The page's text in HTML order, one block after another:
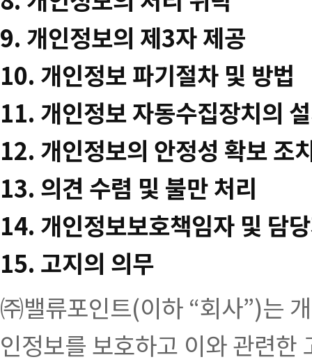
9. 개인정보의 제3자 제공
10. 개인정보 파기절차 및 방법
11. 개인정보 자동수집장치의
12. 개인정보의 안정성 확보 조
13. 의견 수렴 및 불만 처리
14. 개인정보보호책임자 및 담
15. 고지의 의무
㈜밸류포인트(이하 “회사”)는
인정보를 보호하고 이와 관련한